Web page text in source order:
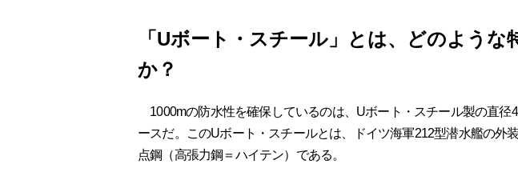
「Uボート・スチール」とは、どのような
か？
1000mの防水性を確保しているのは、Uボート・スチール製の直径
ースだ。このUボート・スチールとは、ドイツ海軍212型潜水艦の外
点鋼（高張力鋼＝ハイテン）である。